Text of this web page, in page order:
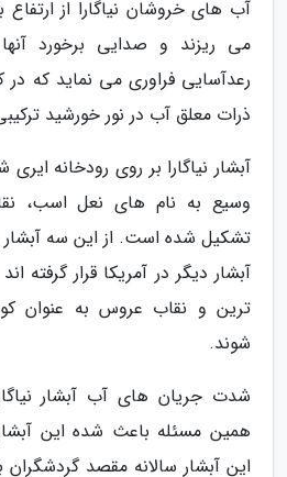
می ریزند و صدایی برخورد
رعدآسایی فراوری می نماید که در
ذرات معلق آب در نور خورشید
آبشار نیاگارا بر روی رودخانه
وسیع به نام های نعل اسب،
تشکیل شده است. از این سه آبشار
آبشار دیگر در آمریکا قرار گرفته
ترین و نقاب عروس به عنوان
شوند.
شدت جریان های آب آبشار
همین مسئله باعث شده این آبشار
این آبشار سالانه مقصد